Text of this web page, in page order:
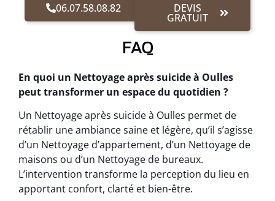
06.07.58.08.82 DEVIS
GRATUIT
FAQ
En quoi un Nettoyage après suicide à Oulles
peut transformer un espace du quotidien ?
Un Nettoyage après suicide à Oulles permet de
rétablir une ambiance saine et légère, qu’il s’agisse
d’un Nettoyage d’appartement, d’un Nettoyage de
maisons ou d’un Nettoyage de bureaux.
L’intervention transforme la perception du lieu en
apportant confort, clarté et bien-être.